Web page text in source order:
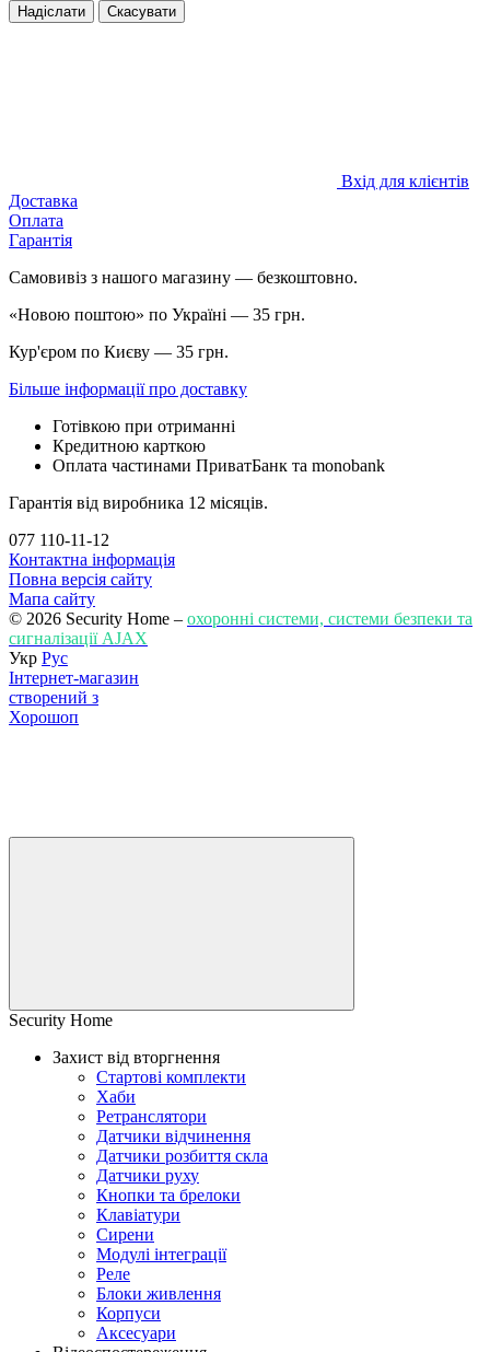
Надіслати Скасувати
Вхід для клієнтів
Доставка
Оплата
Гарантія
Самовивіз з нашого магазину — безкоштовно.
«Новою поштою» по Україні — 35 грн.
Кур'єром по Києву — 35 грн.
Більше інформації про доставку
Готівкою при отриманні
Кредитною карткою
Оплата частинами ПриватБанк та monobank
Гарантія від виробника 12 місяців.
077 110-11-12
Контактна інформація
Повна версія сайту
Мапа сайту
© 2026 Security Home – охоронні системи, системи безпеки та
сигналізації AJAX
Укр Рус
Інтернет-магазин
створений з
Хорошоп
Security Home
Захист від вторгнення
Стартові комплекти
Хаби
Ретранслятори
Датчики відчинення
Датчики розбиття скла
Датчики руху
Кнопки та брелоки
Клавіатури
Сирени
Модулі інтеграції
Реле
Блоки живлення
Корпуси
Аксесуари